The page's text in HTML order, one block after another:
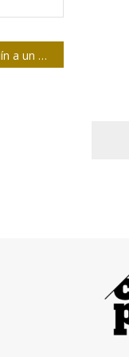
Llaman en Holguín a un trabajo más creativo en la prensa cubana